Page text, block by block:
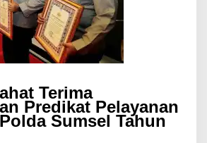
Terima
Predikat Pelayanan
Sumsel Tahun